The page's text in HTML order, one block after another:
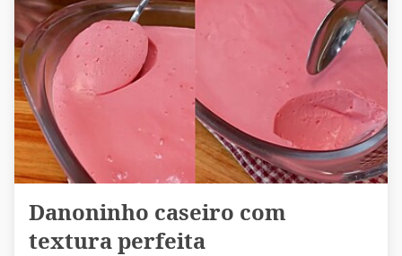
Danoninho caseiro com
textura perfeita